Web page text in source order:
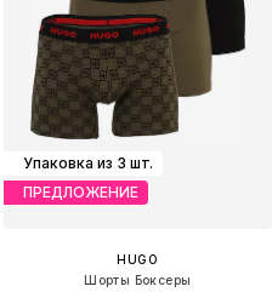
Упаковка из 3 шт.
ПРЕДЛОЖЕНИЕ
HUGO
Шорты Боксеры